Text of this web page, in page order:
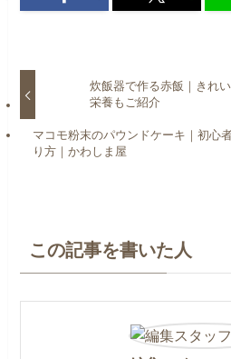
炊飯器で作る赤飯｜きれ
栄養もご紹介
マコモ粉末のパウンドケーキ｜初心
り方｜かわしま屋
この記事を書いた人